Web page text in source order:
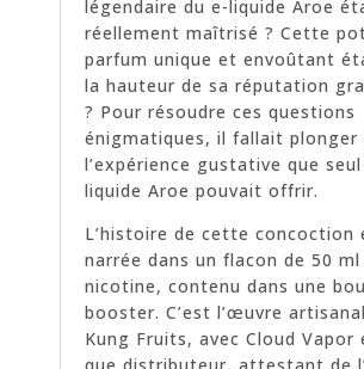
légendaire du e-liquide Aroe
réellement maîtrisé ? Cette
parfum unique et envoûtant
la hauteur de sa réputation
? Pour résoudre ces questions
énigmatiques, il fallait plonger
l’expérience gustative que
liquide Aroe pouvait offrir.
L’histoire de cette concoction
narrée dans un flacon de 50 ml
nicotine, contenu dans une
booster. C’est l’œuvre
Kung Fruits, avec Cloud Vapor